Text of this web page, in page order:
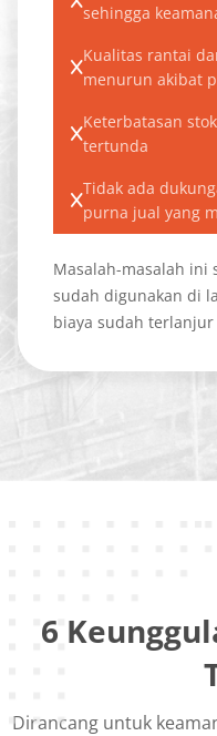
sehingga
Kualitas rantai
menurun akibat
Keterbatasan
tertunda
Tidak ada
purna jual yang
Masalah-masalah ini
sudah digunakan di
biaya sudah
6
Dirancang untuk